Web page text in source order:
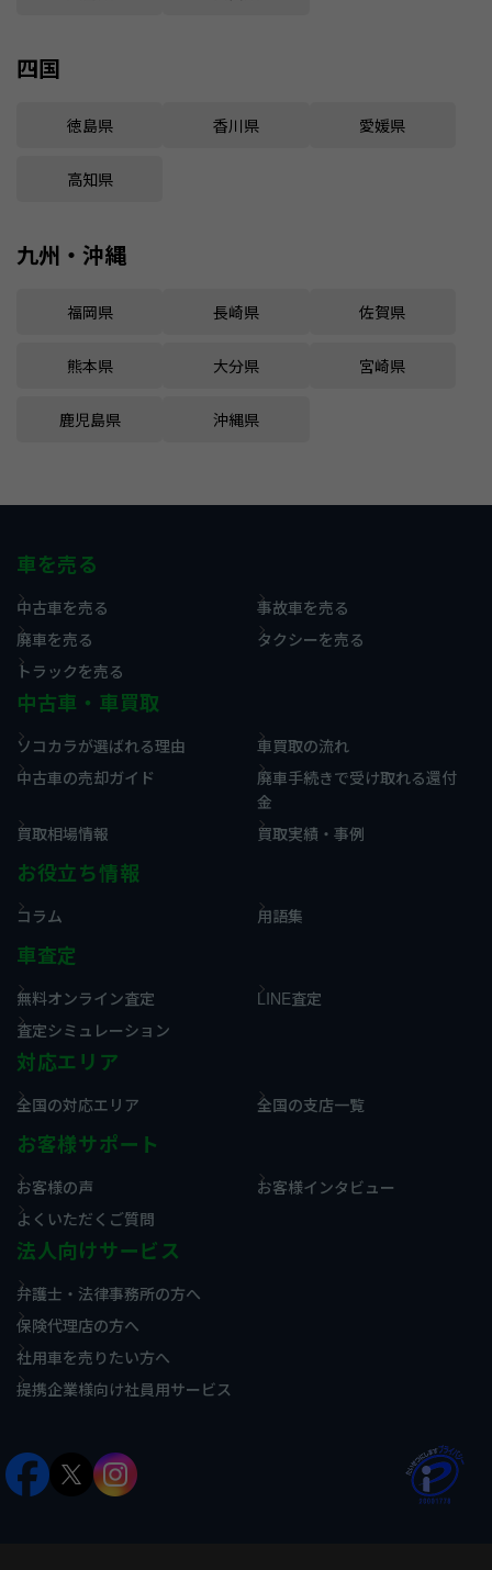
四国
徳島県 香川県 愛媛県
高知県
九州・沖縄
福岡県 長崎県 佐賀県
熊本県 大分県 宮崎県
鹿児島県 沖縄県
車を売る
中古車を売る
事故車を売る
廃車を売る
タクシーを売る
トラックを売る
中古車・車買取
ソコカラが選ばれる理由
車買取の流れ
中古車の売却ガイド
廃車手続きで受け取れる還付
金
買取相場情報
買取実績・事例
お役立ち情報
コラム 用語集
車査定
無料オンライン査定
LINE査定
査定シミュレーション
対応エリア
全国の対応エリア 全国の支店一覧
お客様サポート
お客様の声
お客様インタビュー
よくいただくご質問
法人向けサービス
弁護士・法律事務所の方へ
保険代理店の方へ
社用車を売りたい方へ
提携企業様向け社員用サービス